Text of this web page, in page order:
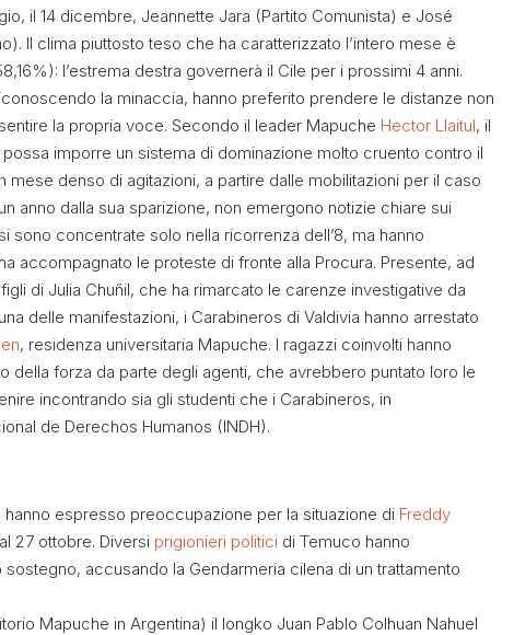
il 14 dicembre, Jeannette Jara (Partito Comunista) e José
Il clima piuttosto teso che ha caratterizzato l’intero mese è
l’estrema destra governerà il Cile per i prossimi 4 anni.
la minaccia, hanno preferito prendere le distanze non
la propria voce. Secondo il leader Mapuche Hector Llaitul, il
imporre un sistema di dominazione molto cruento contro il
mese denso di agitazioni, a partire dalle mobilitazioni per il caso
anno dalla sua sparizione, non emergono notizie chiare sui
sono concentrate solo nella ricorrenza dell’8, ma hanno
accompagnato le proteste di fronte alla Procura. Presente, ad
di Julia Chuñil, che ha rimarcato le carenze investigative da
delle manifestazioni, i Carabineros di Valdivia hanno arrestato
, residenza universitaria Mapuche. I ragazzi coinvolti hanno
della forza da parte degli agenti, che avrebbero puntato loro le
incontrando sia gli studenti che i Carabineros, in
de Derechos Humanos (INDH).
espresso preoccupazione per la situazione di Freddy
27 ottobre. Diversi prigionieri politici di Temuco hanno
accusando la Gendarmeria cilena di un trattamento
Mapuche in Argentina) il longko Juan Pablo Colhuan Nahuel